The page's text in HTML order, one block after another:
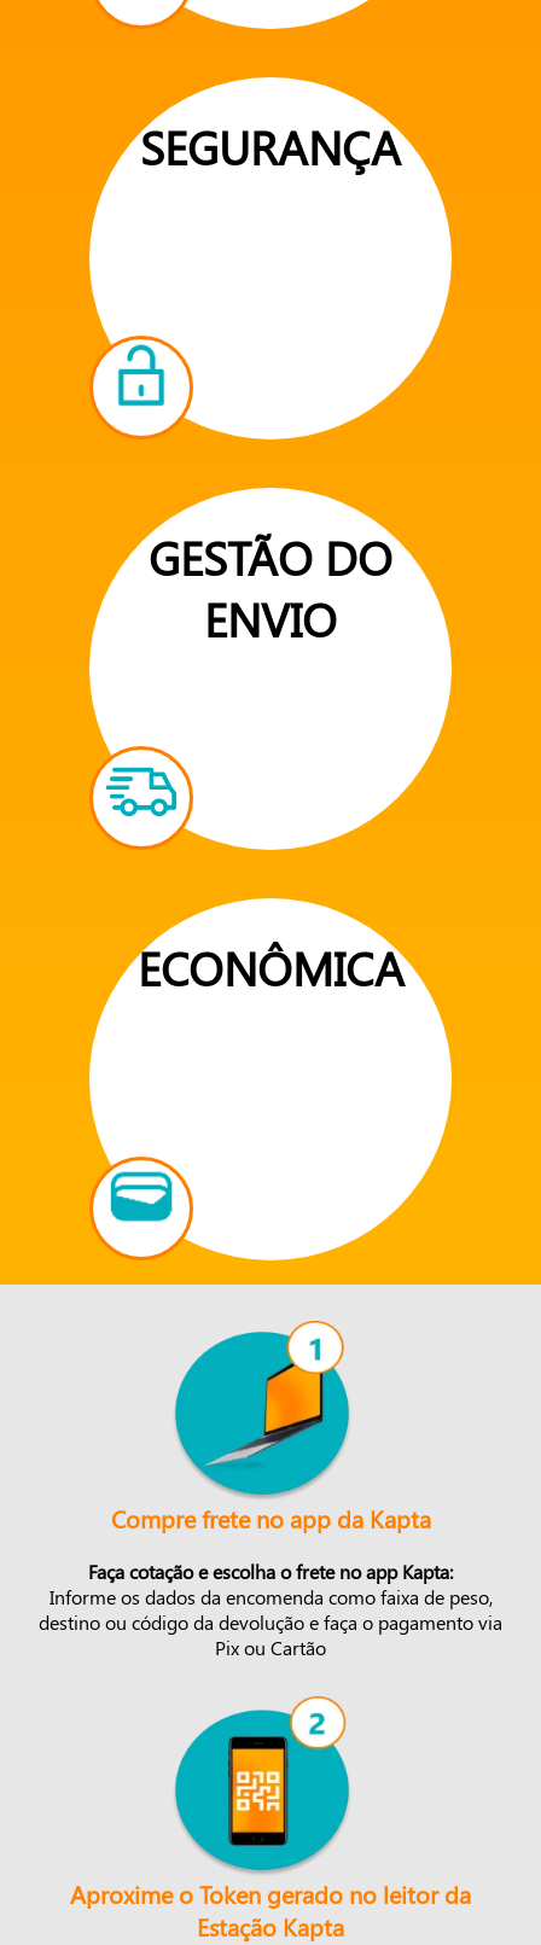
SEGURANÇA
GESTÃO DO
ENVIO
ECONÔMICA
Compre frete no app da Kapta
Faça cotação e escolha o frete no app Kapta:
Informe os dados da encomenda como faixa de peso,
destino ou código da devolução e faça o pagamento via
Pix ou Cartão
Aproxime o Token gerado no leitor da
Estação Kapta